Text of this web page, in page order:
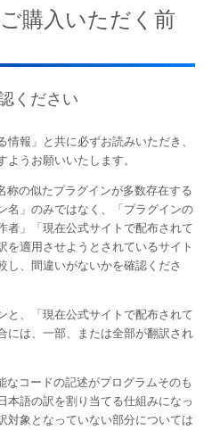
購入いただく前
ください
報」と共に必ずお読みいただき、
うお願いいたします。
称の似たプラグインが多数存在する
名」のみではなく、「プラグインの
者」「現在公式サイトで配布されて
を適用させようとされているサイト
し、間違いがないかを確認くださ
と、「現在公式サイトで配布されて
には、一部、または全部が翻訳され
なコードの記述がプログラムそのも
本語の訳を割り当てる仕組みになっ
対象となっていない部分については